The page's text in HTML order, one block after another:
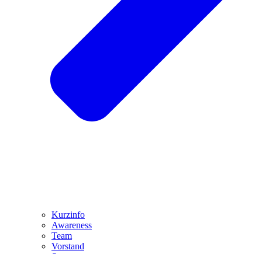
Kurzinfo
Awareness
Team
Vorstand